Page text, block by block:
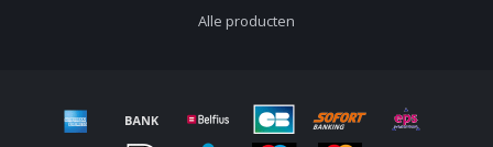
Alle producten